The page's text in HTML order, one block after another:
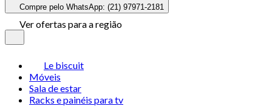
Compre pelo WhatsApp: (21) 97971-2181
Ver ofertas para a região
Le biscuit
Móveis
Sala de estar
Racks e painéis para tv